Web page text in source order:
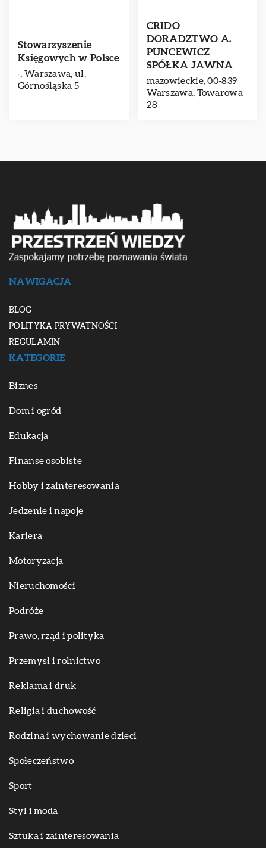
Stowarzyszenie
Księgowych w Polsce
-, Warszawa, ul.
Górnośląska 5
CRIDO
DORADZTWO A.
PUNCEWICZ
SPÓŁKA JAWNA
mazowieckie, 00-839
Warszawa, Towarowa
28
NAWIGACJA
BLOG
POLITYKA PRYWATNOŚCI
REGULAMIN
KATEGORIE
Biznes
Dom i ogród
Edukacja
Finanse osobiste
Hobby i zainteresowania
Jedzenie i napoje
Kariera
Motoryzacja
Nieruchomości
Podróże
Prawo, rząd i polityka
Przemysł i rolnictwo
Reklama i druk
Religia i duchowość
Rodzina i wychowanie dzieci
Społeczeństwo
Sport
Styl i moda
Sztuka i zainteresowania